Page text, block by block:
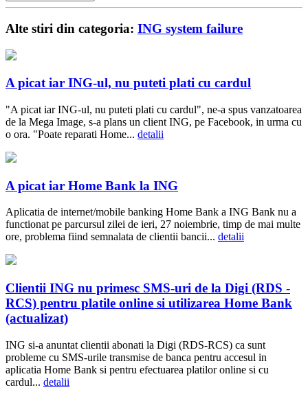
Alte stiri din categoria: ING system failure
A picat iar ING-ul, nu puteti plati cu cardul
"A picat iar ING-ul, nu puteti plati cu cardul", ne-a spus vanzatoarea
de la Mega Image, s-a plans un client ING, pe Facebook, in urma cu
o ora. "Poate reparati Home... detalii
A picat iar Home Bank la ING
Aplicatia de internet/mobile banking Home Bank a ING Bank nu a
functionat pe parcursul zilei de ieri, 27 noiembrie, timp de mai multe
ore, problema fiind semnalata de clientii bancii... detalii
Clientii ING nu primesc SMS-uri de la Digi (RDS -
RCS) pentru platile online si utilizarea Home Bank
(actualizat)
ING si-a anuntat clientii abonati la Digi (RDS-RCS) ca sunt
probleme cu SMS-urile transmise de banca pentru accesul in
aplicatia Home Bank si pentru efectuarea platilor online si cu
cardul... detalii